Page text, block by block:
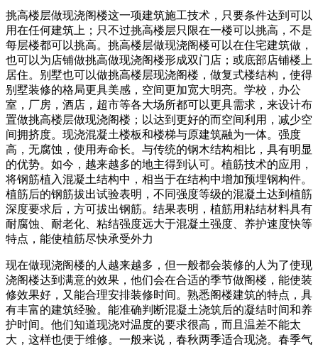
挑高楼层做现浇阁楼这一项建筑施工技术，只要条件达到可以
用在任何建筑上；只不过挑高楼层只限在一楼可以挑高，不是
每层楼都可以挑高。挑高楼层做现浇阁楼可以在住宅建筑做，
也可以为店铺做挑高做现浇阁楼形成双门店；或底部店铺楼上
居住。别墅也可以做挑高楼层现浇阁楼，做复式楼结构，使得
别墅装修的格局更具美感，空间更加宽大明亮。学校，办公
室，厂房，酒店，超市等各大场所都可以更具需求，来设计布
置做挑高楼层做现浇阁楼；以达到更好的而空间利用，减少空
间拥挤度。现浇混凝土楼板和楼梯与原建筑融为一体。强度
高，无腐蚀，使用寿命长。与传统的钢木结构相比，具有明显
的优势。如今，越来越多的地主得到认可。植筋技术的应用，
将钢筋植入混凝土结构中，相当于在结构中增加预埋钢构件。
植筋后的钢筋拔出试验表明，不同强度等级的混凝土达到植筋
深度要求后，方可拔出钢筋。结果表明，植筋用粘结材料具有
耐腐蚀、耐老化、粘结强度远大于混凝土强度、养护速度快等
特点，能使植筋尽快承受外力
现在做现浇阁楼的人越来越多，但一般都会装修的人为了使现
浇阁楼达到满意的效果，他们会在合适的季节做阁楼，能使装
修效果好，又能合理安排装修时间。熟悉阁楼建筑的特点，具
有丰富的建筑经验。能准确判断混凝土浇筑后的凝结时间和养
护时间。他们知道现浇对温度的要求很高，而且温差不能太
大，这样也便于维修。一般来说，春秋两季适合现浇。春季气